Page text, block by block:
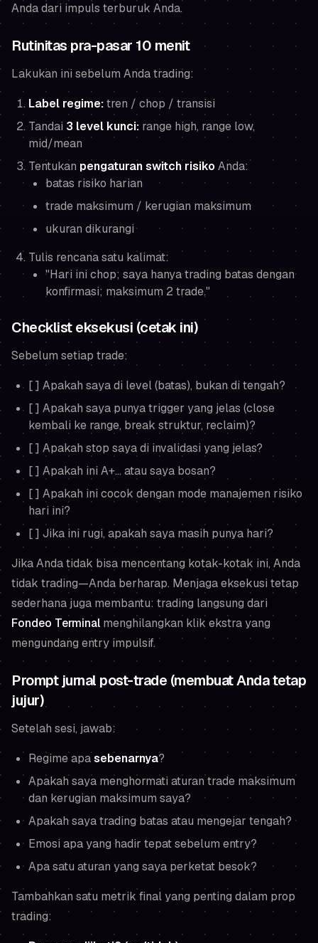
Anda dari impuls terburuk Anda.
Rutinitas pra-pasar 10 menit
Lakukan ini sebelum Anda trading:
Label regime:tren / chop / transisi
Tandai 3 level kunci: range high, range low,
mid/mean
Tentukan pengaturan switch risikoAnda:
batas risiko harian
trade maksimum / kerugian maksimum
ukuran dikurangi
Tulis rencana satu kalimat:
"Hari ini chop; saya hanya trading batas dengan
konfirmasi; maksimum 2 trade."
Checklist eksekusi (cetak ini)
Sebelum setiap trade:
[ ] Apakah saya di level (batas), bukan di tengah?
[ ] Apakah saya punya trigger yang jelas (close
kembali ke range, break struktur, reclaim)?
[ ] Apakah stop saya di invalidasi yang jelas?
[ ] Apakah ini A+... atau saya bosan?
[ ] Apakah ini cocok dengan mode manajemen risiko
hari ini?
[ ] Jika ini rugi, apakah saya masih punya hari?
Jika Anda tidak bisa mencentang kotak-kotak ini, Anda
tidak trading—Anda berharap. Menjaga eksekusi tetap
sederhana juga membantu: trading langsung dari
Fondeo Terminal menghilangkan klik ekstra yang
mengundang entry impulsif.
Prompt jurnal post-trade (membuat Anda tetap
jujur)
Setelah sesi, jawab:
Regime apasebenarnya?
Apakah saya menghormati aturan trade maksimum
dan kerugian maksimum saya?
Apakah saya trading batas atau mengejar tengah?
Emosi apa yang hadir tepat sebelum entry?
Apa satu aturan yang saya perketat besok?
Tambahkan satu metrik final yang penting dalam prop
trading: